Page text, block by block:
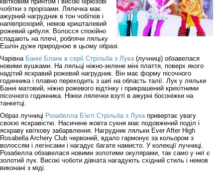
чобітки з прорізами. Лялечка має
ажурний нагрудник в тон чобітків і
напівпрозорий, немов кришталевий
рожевий цибуля. Волосся спокійно
спадають на плечі, роблячи ляльку
Ешлін дуже природною в цьому образі.
Чарівна Банні Бланк в серії Стрільба з Лука(лучниці) обзавелася
новими вушками. На ляльці ніжно-зелене міні плаття, поверх якого
надітий яскравий рожевий нагрудник. Він має форму пісочного
годинника і плавно переходить з шиї на область талії. Лук у ляльки
Банні матовий, ніжно рожевого відтінку і прикрашений крихітними
пісочного годинника. Ніжки лялечки взуті в ажурні босоніжки на
танкетці.
Образ лучниці Розабелла Б'юті Стрільба з Лукапривертає увагу
своєю яскравістю. Насичене жовта сукня має подовжений поділ і
яскраву квіткову забарвлення. Нагрудник ляльки Ever After High
Rosabella Archery Club червоний, вдало гармонує за кольором з
волоссям і легінсами і нагадує багате намисто. У колекції лучниці,
Розабелла обзавелася новими золотими окулярами, так само у неї є
золотий лук. Високі чоботи дівчата нагадують східний стиль і немов
виконані з міді.